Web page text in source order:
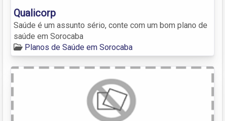
Qualicorp
Saúde é um assunto sério, conte com um bom plano de
saúde em Sorocaba
Planos de Saúde em Sorocaba